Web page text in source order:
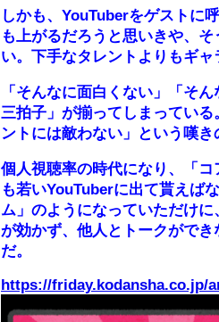
しかも、YouTuberをゲストに
も上がるだろうと思いきや、
い。下手なタレントよりもギャ
「そんなに面白くない」「そ
三拍子」が揃ってしまってい
ントには敵わない」という嘆
個人視聴率の時代になり、「
も若いYouTuberに出て貰えば
ム」のようになっていただけ
が効かず、他人とトークがで
だ。
https://friday.kodansha.co.jp/